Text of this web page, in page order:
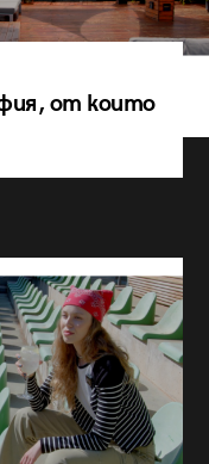
от които